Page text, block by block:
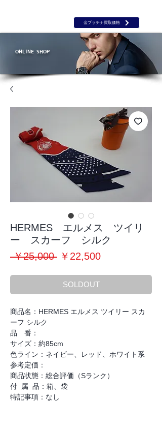
金プラチナ買取価格
ONLINE SHOP
HERMES エルメス ツイリ
ー スカーフ シルク
￥25,000 通
価
格
￥22,500セ
価
格
SOLDOUT
商品名：HERMES エルメス ツイリー スカ
ーフ シルク
品 番：
サイズ：約85cm
色ライン：ネイビー、レッド、ホワイト系
参考定価：
商品状態：総合評価（Sランク）
付 属 品：箱、袋
特記事項：なし